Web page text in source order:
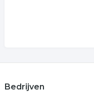
Bedrijven